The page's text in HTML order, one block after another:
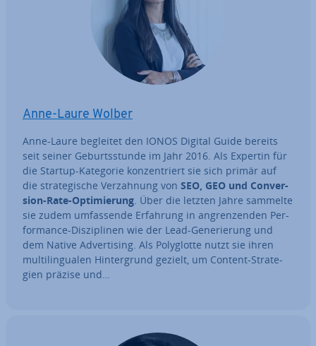
Anne-Laure Wolber
Anne-Laure begleitet den IONOS Digital Guide bereits
seit seiner Ge­burts­stun­de im Jahr 2016. Als Expertin für
die Startup-Kategorie kon­zen­triert sie sich primär auf
die stra­te­gi­sche Ver­zah­nung von SEO, GEO und Con­ver­
si­on-Rate-Op­ti­mie­rung. Über die letzten Jahre sammelte
sie zudem um­fas­sen­de Erfahrung in an­gren­zen­den Per­
for­mance-Dis­zi­pli­nen wie der Lead-Ge­ne­rie­rung und
dem Native Ad­ver­ti­sing. Als Po­ly­glot­te nutzt sie ihren
mul­ti­l­in­gua­len Hin­ter­grund gezielt, um Content-Stra­te­
gien präzise und…